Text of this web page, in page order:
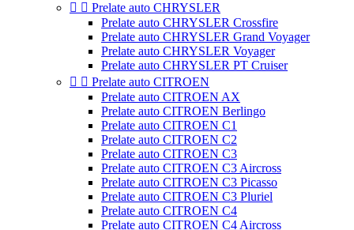
  Prelate auto CHRYSLER
Prelate auto CHRYSLER Crossfire
Prelate auto CHRYSLER Grand Voyager
Prelate auto CHRYSLER Voyager
Prelate auto CHRYSLER PT Cruiser
  Prelate auto CITROEN
Prelate auto CITROEN AX
Prelate auto CITROEN Berlingo
Prelate auto CITROEN C1
Prelate auto CITROEN C2
Prelate auto CITROEN C3
Prelate auto CITROEN C3 Aircross
Prelate auto CITROEN C3 Picasso
Prelate auto CITROEN C3 Pluriel
Prelate auto CITROEN C4
Prelate auto CITROEN C4 Aircross